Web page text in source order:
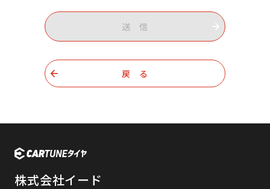
送 信
戻 る
株式会社イード